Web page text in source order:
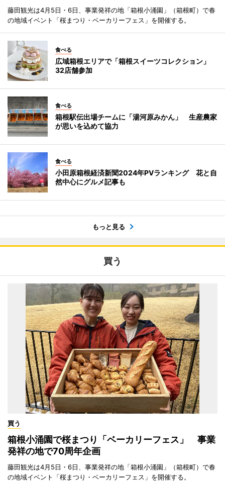
藤田観光は4月5日・6日、事業発祥の地「箱根小涌園」（箱根町）で春
の地域イベント「桜まつり・ベーカリーフェス」を開催する。
食べる
広域箱根エリアで「箱根スイーツコレクション」
32店舗参加
食べる
箱根駅伝出場チームに「湯河原みかん」 生産農家
が思いを込めて協力
食べる
小田原箱根経済新聞2024年PVランキング 花と自
然中心にグルメ記事も
もっと見る
買う
買う
箱根小涌園で桜まつり「ベーカリーフェス」 事業
発祥の地で70周年企画
藤田観光は4月5日・6日、事業発祥の地「箱根小涌園」（箱根町）で春
の地域イベント「桜まつり・ベーカリーフェス」を開催する。